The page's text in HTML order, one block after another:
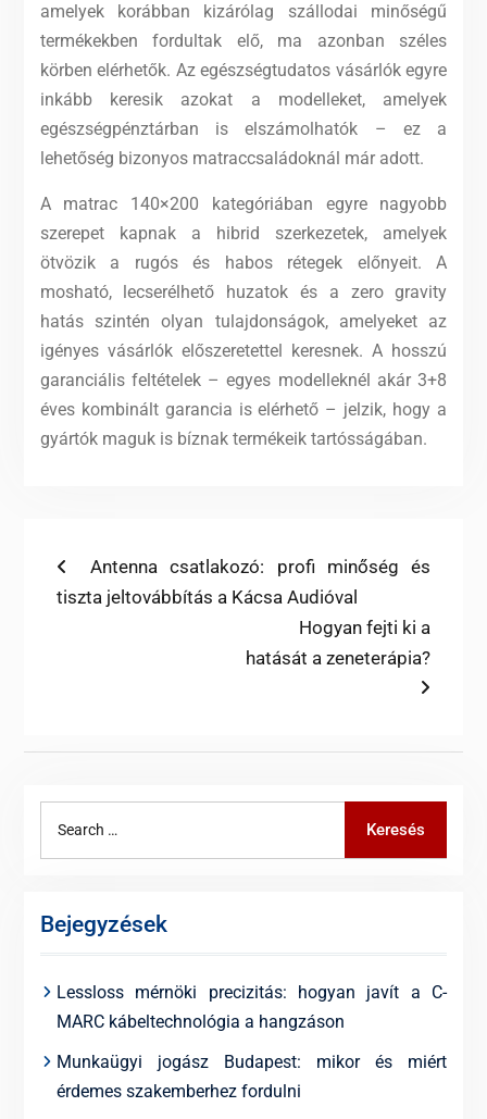
amelyek korábban kizárólag szállodai minőségű
termékekben fordultak elő, ma azonban széles
körben elérhetők. Az egészségtudatos vásárlók egyre
inkább keresik azokat a modelleket, amelyek
egészségpénztárban is elszámolhatók – ez a
lehetőség bizonyos matraccsaládoknál már adott.
A matrac 140×200 kategóriában egyre nagyobb
szerepet kapnak a hibrid szerkezetek, amelyek
ötvözik a rugós és habos rétegek előnyeit. A
mosható, lecserélhető huzatok és a zero gravity
hatás szintén olyan tulajdonságok, amelyeket az
igényes vásárlók előszeretettel keresnek. A hosszú
garanciális feltételek – egyes modelleknél akár 3+8
éves kombinált garancia is elérhető – jelzik, hogy a
gyártók maguk is bíznak termékeik tartósságában.
Bejegyzés
navigáció
Previous
post:
Antenna csatlakozó: profi minőség és
tiszta jeltovábbítás a Kácsa Audióval
Next
post:
Hogyan fejti ki a
hatását a zeneterápia?
Keresés
Bejegyzések
Lessloss mérnöki precizitás: hogyan javít a C-
MARC kábeltechnológia a hangzáson
Munkaügyi jogász Budapest: mikor és miért
érdemes szakemberhez fordulni